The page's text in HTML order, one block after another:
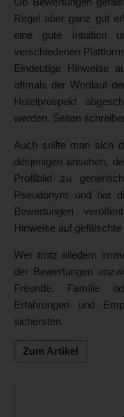
Regel aber ganz gut
eine gute Intuition
verschiedenen
Eindeutige Hinweise
oftmals der Wortlaut
Hotelprospekt
werden. Selten
Auch sollte man sich
desjenigen ansehen,
Profilbild zu
Pseudonym und hat
Bewertungen
Hinweise auf
Wer trotz alledem
der Bewertungen
Freunde, Familie
Erfahrungen und
sichersten.
Zum Artikel